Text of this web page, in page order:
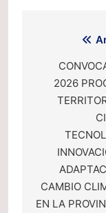
de
2026
CAMBIO
EN LA